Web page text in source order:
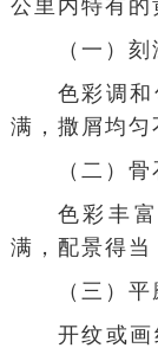
公里内特有的
（一）
色彩调
满，撒屑均匀
（二）
色彩丰
满，配景得当
（三）
开纹或